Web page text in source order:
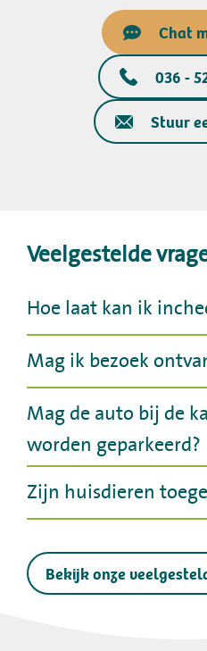
Chat
036 -
Stuur
Veelgestelde
Hoe laat kan ik
Mag ik bezoek
Mag de auto bij de
worden geparkeerd?
Zijn huisdieren
Bekijk onze